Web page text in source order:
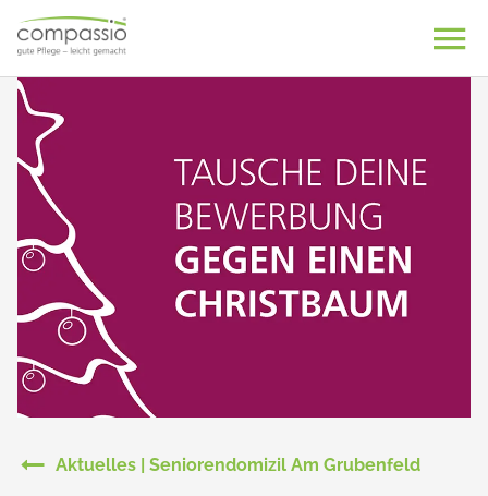
content
Aktuelles | Seniorendomizil Am Grubenfeld